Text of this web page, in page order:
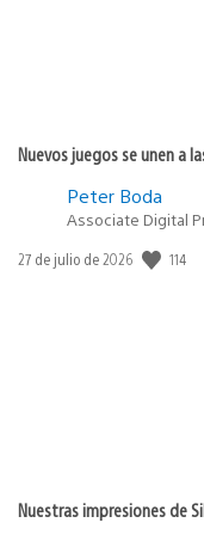
Nuevos juegos se unen a
Peter Boda
Associate Digital
Fecha
27 de julio de 2026 114
Nuestras impresiones de